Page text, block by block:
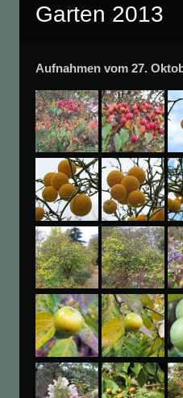
Garten 2013
Aufnahmen vom 27.